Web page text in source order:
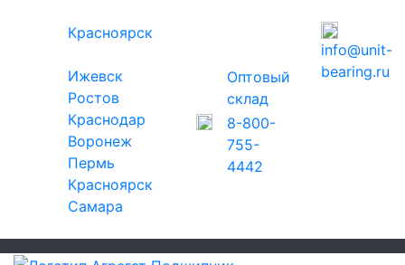
Красноярск
Ижевск
Ростов
Краснодар
Воронеж
Пермь
Красноярск
Самара
Оптовый
склад
8-800-
755-
4442
info@unit-
bearing.ru